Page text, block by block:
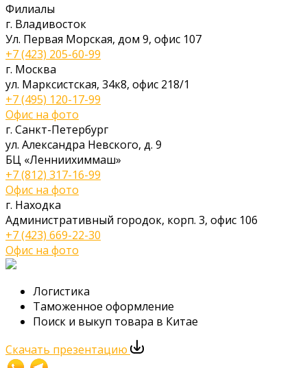
Филиалы
г. Владивосток
Ул. Первая Морская, дом 9, офис 107
+7 (423) 205-60-99
г. Москва
ул. Марксистская, 34к8, офис 218/1
+7 (495) 120-17-99
Офис на фото
г. Санкт-Петербург
ул. Александра Невского, д. 9
БЦ «Ленниихиммаш»
+7 (812) 317-16-99
Офис на фото
г. Находка
Административный городок, корп. 3, офис 106
+7 (423) 669-22-30
Офис на фото
Логистика
Таможенное оформление
Поиск и выкуп товара в Китае
Скачать презентацию